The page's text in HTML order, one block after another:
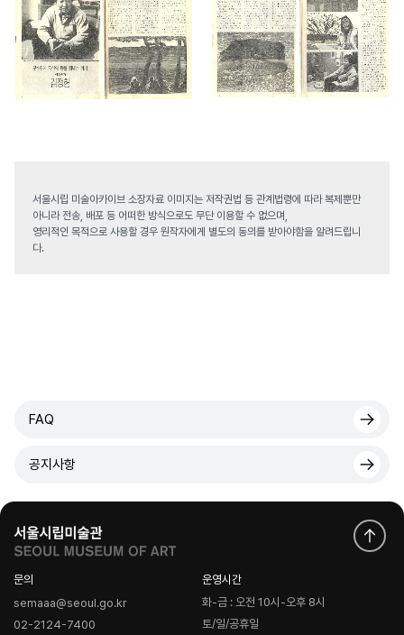
서울시립 미술아카이브 소장자료 이미지는 저작권법 등 관계법령에 따라 복제뿐만
아니라 전송, 배포 등 어떠한 방식으로도 무단 이용할 수 없으며,
영리적인 목적으로 사용할 경우 원작자에게 별도의 동의를 받아야함을 알려드립니
다.
FAQ
공지사항
문의
semaaa@seoul.go.kr
02-2124-7400
운영시간
화-금 : 오전 10시-오후 8시
토/일/공휴일